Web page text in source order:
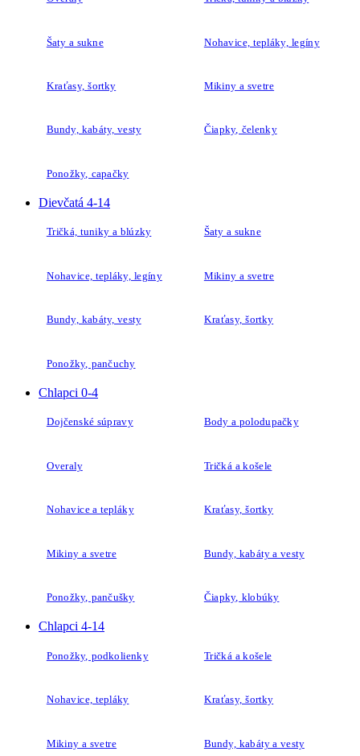
Šaty a sukne Nohavice, tepláky, legíny
Kraťasy, šortky Mikiny a svetre
Bundy, kabáty, vesty Čiapky, čelenky
Ponožky, capačky
Dievčatá 4-14
Tričká, tuniky a blúzky Šaty a sukne
Nohavice, tepláky, legíny Mikiny a svetre
Bundy, kabáty, vesty Kraťasy, šortky
Ponožky, pančuchy
Chlapci 0-4
Dojčenské súpravy Body a polodupačky
Overaly Tričká a košele
Nohavice a tepláky Kraťasy, šortky
Mikiny a svetre Bundy, kabáty a vesty
Ponožky, pančušky Čiapky, klobúky
Chlapci 4-14
Ponožky, podkolienky Tričká a košele
Nohavice, tepláky Kraťasy, šortky
Mikiny a svetre Bundy, kabáty a vesty